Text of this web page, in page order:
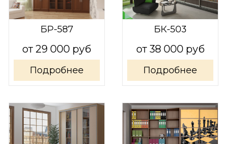
БР-587
Подробнее
от 29 000 руб
БК-503
Подробнее
от 38 000 руб